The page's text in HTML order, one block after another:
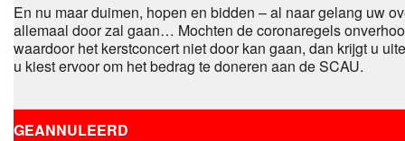
En nu maar duimen, hopen en bidden – al naar gelang uw
allemaal door zal gaan… Mochten de coronaregels
waardoor het kerstconcert niet door kan gaan, dan krijgt u
u kiest ervoor om het bedrag te doneren aan de SCAU.
GEANNULEERD